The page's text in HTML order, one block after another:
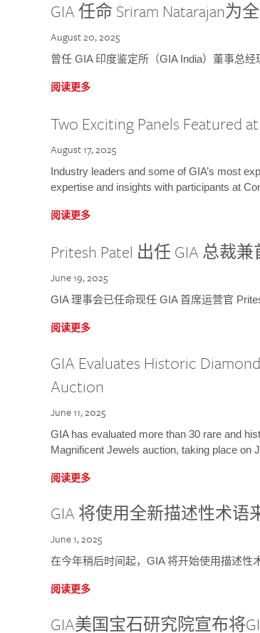
GIA 任命 Sriram Natarajan
August 20, 2025
曾任 GIA 印度鉴定所（GIA India）董事总
阅读更多
Two Exciting Panels Featured
August 17, 2025
Industry leaders and some of GIA’s most
expertise and insights with participants at
阅读更多
Pritesh Patel 出任 GIA 总裁
June 19, 2025
GIA 理事会已任命现任 GIA 首席运营官
阅读更多
GIA Evaluates Historic
Auction
June 11, 2025
GIA has evaluated more than 30 rare and
Magnificent Jewels auction, taking place on
阅读更多
GIA 将使用全新描述性术
June 1, 2025
在今年稍后时间起，GIA 将开始使用描述性
阅读更多
GIA美国宝石研究院宣布将